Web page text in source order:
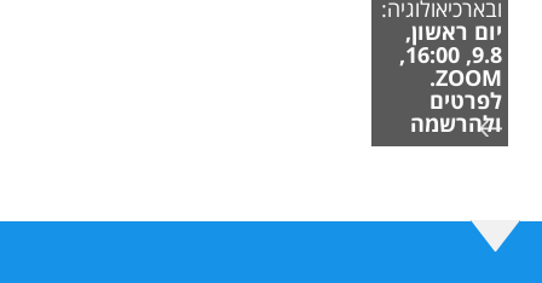
ובארכיאולוגיה:
יום ראשון,
9.8, 16:00,
ZOOM.
לפרטים
ולהרשמה